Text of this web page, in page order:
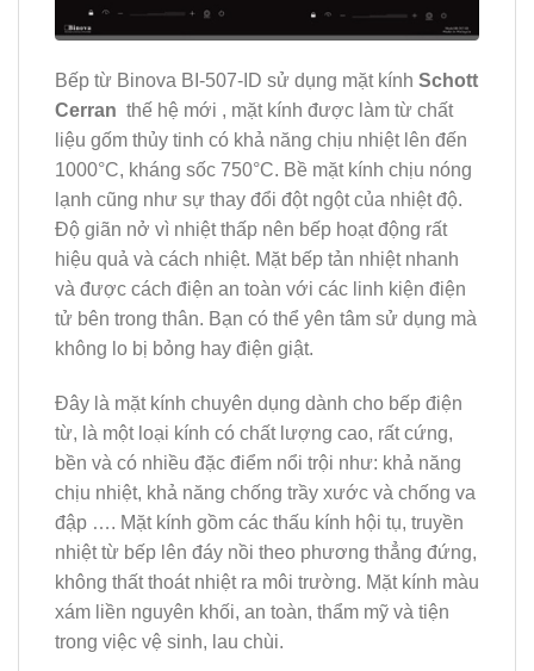
Bếp từ Binova BI-507-ID sử dụng mặt kính Schott
Cerran thế hệ mới , mặt kính được làm từ chất
liệu gốm thủy tinh có khả năng chịu nhiệt lên đến
1000°C, kháng sốc 750°C. Bề mặt kính chịu nóng
lạnh cũng như sự thay đổi đột ngột của nhiệt độ.
Độ giãn nở vì nhiệt thấp nên bếp hoạt động rất
hiệu quả và cách nhiệt. Mặt bếp tản nhiệt nhanh
và được cách điện an toàn với các linh kiện điện
tử bên trong thân. Bạn có thể yên tâm sử dụng mà
không lo bị bỏng hay điện giật.
Đây là mặt kính chuyên dụng dành cho bếp điện
từ, là một loại kính có chất lượng cao, rất cứng,
bền và có nhiều đặc điểm nổi trội như: khả năng
chịu nhiệt, khả năng chống trầy xước và chống va
đập …. Mặt kính gồm các thấu kính hội tụ, truyền
nhiệt từ bếp lên đáy nồi theo phương thẳng đứng,
không thất thoát nhiệt ra môi trường. Mặt kính màu
xám liền nguyên khối, an toàn, thẩm mỹ và tiện
trong việc vệ sinh, lau chùi.